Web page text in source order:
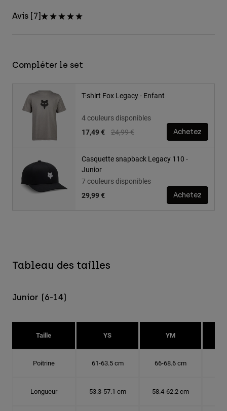
Avis [7]
Compléter le set
T-shirt Fox Legacy - Enfant
4 couleurs disponibles
Price reduced from
24,99 €to
17,49 € Achetez
Casquette snapback Legacy 110 -
Junior
7 couleurs disponibles
29,99 €
Achetez
Tableau des tailles
Junior (6-14)
Taille YS YM
Poitrine 61-63.5 cm 66-68.6 cm
Longueur 53.3-57.1 cm 58.4-62.2 cm